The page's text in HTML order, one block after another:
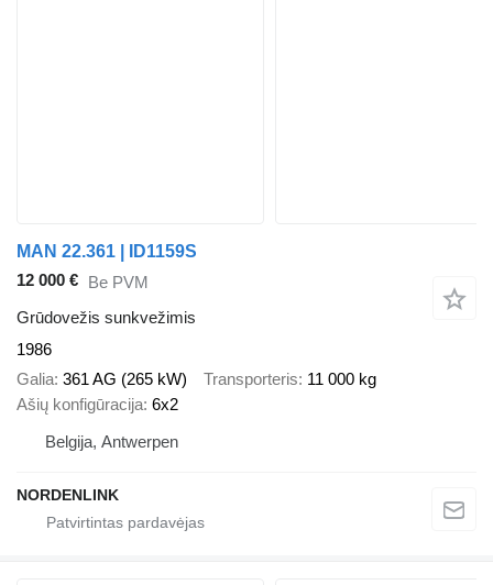
MAN 22.361 | ID1159S
12 000 € Be PVM
Grūdovežis sunkvežimis
1986
Galia 361 AG (265 kW) Transporteris 11 000 kg
Ašių konfigūracija 6x2
Belgija, Antwerpen
NORDENLINK